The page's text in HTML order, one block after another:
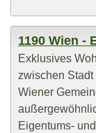
1190 Wien -
Exklusives
zwischen
Wiener
Eigentums-